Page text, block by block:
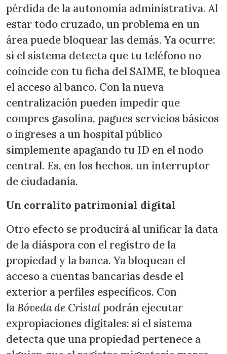
pérdida de la autonomía administrativa. Al
estar todo cruzado, un problema en un
área puede bloquear las demás. Ya ocurre:
si el sistema detecta que tu teléfono no
coincide con tu ficha del SAIME, te bloquea
el acceso al banco. Con la nueva
centralización pueden impedir que
compres gasolina, pagues servicios básicos
o ingreses a un hospital público
simplemente apagando tu ID en el nodo
central. Es, en los hechos, un interruptor
de ciudadanía.
Un corralito patrimonial digital
Otro efecto se producirá al unificar la data
de la diáspora con el registro de la
propiedad y la banca. Ya bloquean el
acceso a cuentas bancarias desde el
exterior a perfiles específicos. Con
laBóveda de Cristalpodrán ejecutar
expropiaciones digitales: si el sistema
detecta que una propiedad pertenece a